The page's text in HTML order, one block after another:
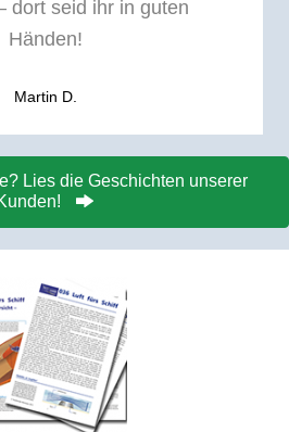
dort seid ihr in guten
Händen!
Martin D.
Lies die Geschichten unserer